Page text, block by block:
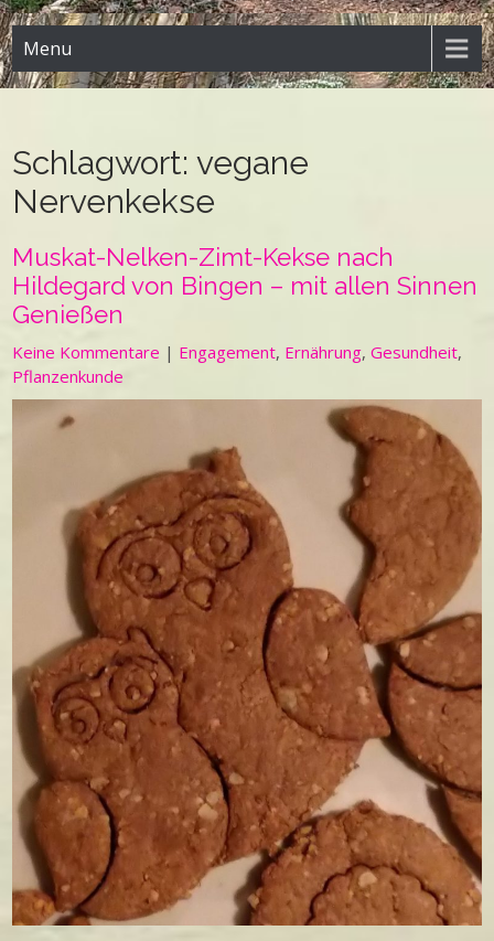
Menu
Schlagwort:vegane
Nervenkekse
Muskat-Nelken-Zimt-Kekse nach
Hildegard von Bingen – mit allen Sinnen
Genießen
Keine Kommentare | Engagement, Ernährung,Gesundheit,
Pflanzenkunde